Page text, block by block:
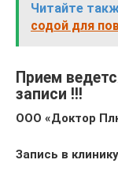
Читайте
содой для
Прием
записи !!!
ООО «Доктор
Запись в